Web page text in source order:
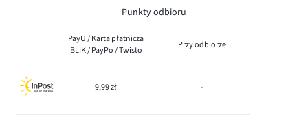
Punkty odbioru
PayU / Karta płatnicza
BLIK / PayPo / Twisto
Przy odbiorze
9,99 zł -